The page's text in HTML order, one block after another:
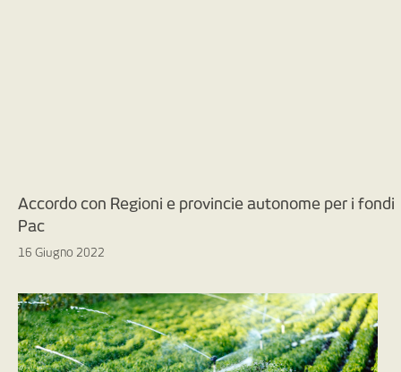
Accordo con Regioni e provincie autonome per i fondi
Pac
16 Giugno 2022